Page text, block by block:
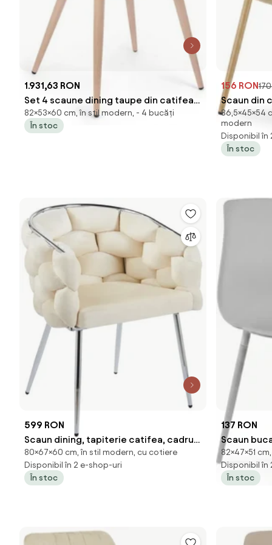
1.931,63 RON
Set 4 scaune dining taupe din catifea
si metal, Linzey Bizzotto
82×53×60 cm, în stil modern, - 4 bucăți
În stoc
156 RON
Scaun din
CREAM
86,5×45×54
modern
Disponibil în
În stoc
599 RON
Scaun dining, tapiterie catifea, cadru
metalic argintiu, Bej
80×67×60 cm, în stil modern, cu cotiere
Disponibil în 2 e-shop-uri
În stoc
137 RON
Scaun
deschis
82×47×51
Disponibil în
În stoc